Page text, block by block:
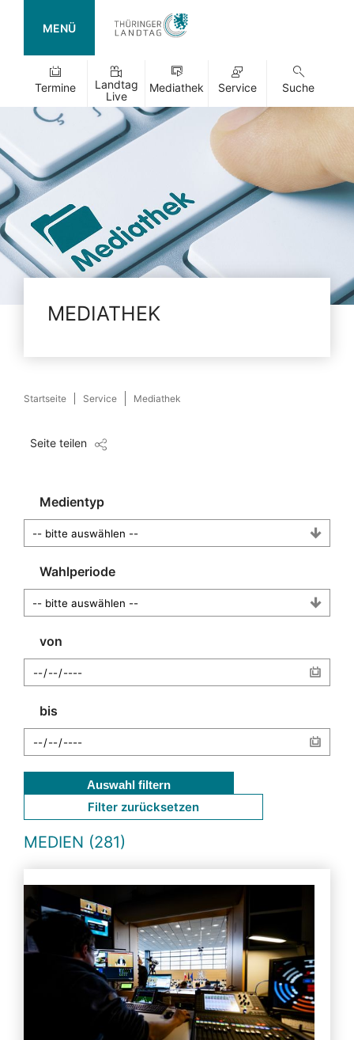
MENÜ
Termine
Landtag
Live
Mediathek Service Suche
MEDIATHEK
Startseite Service Mediathek
Seite teilen
Medientyp
Wahlperiode
von
bis
Auswahl filtern
Filter zurücksetzen
MEDIEN (281)